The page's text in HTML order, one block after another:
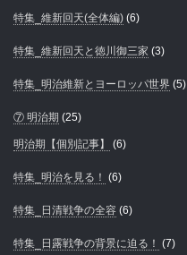
特集_維新回天(全体編) (6)
特集_維新回天と徳川御三家 (3)
特集_明治維新とヨーロッパ世界 (5)
⑦ 明治期 (25)
明治期【個別記事】 (6)
特集_明治を見る！ (6)
特集_日清戦争の全容 (6)
特集_日露戦争の背景に迫る！ (7)